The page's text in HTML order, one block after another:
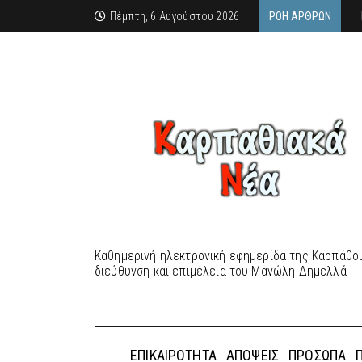
Πέμπτη, 6 Αυγούστου 2026 ΡΟΉ ΆΡΘΡΩΝ
Καθημερινή ηλεκτρονική εφημερίδα της
διεύθυνση και επιμέλεια του Μανώλη Δημελλά
ΕΠΙΚΑΙΡΌΤΗΤΑ ΑΠΌΨΕΙΣ ΠΡΌΣΩΠΑ